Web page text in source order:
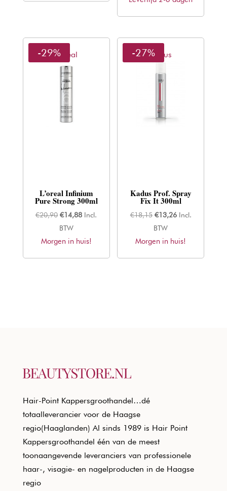
L'oreal
-29%
L’oreal Infinium
Pure Strong 300ml
€20,90 Oorspronkelijke
prijs
was:
€14,88Huidige
is:
Incl.
BTW
Morgen in huis!
Kadus
-27%
Kadus Prof. Spray
Fix It 300ml
€18,15 Oorspronkelijke
prijs
was:
€13,26Huidige
is:
Incl.
BTW
Morgen in huis!
Hair-Point Kappersgroothandel…dé
totaalleverancier voor de Haagse
regio(Haaglanden) Al sinds 1989 is Hair Point
Kappersgroothandel één van de meest
toonaangevende leveranciers van professionele
haar-, visagie- en nagelproducten in de Haagse
regio